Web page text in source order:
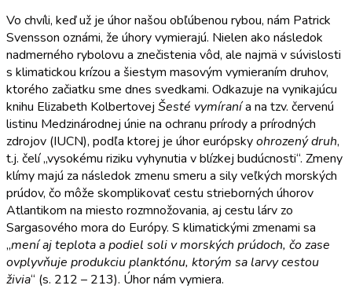
Vo chvíli, keď už je úhor našou obľúbenou rybou, nám Patrick
Svensson oznámi, že úhory vymierajú. Nielen ako následok
nadmerného rybolovu a znečistenia vôd, ale najmä v súvislosti
s klimatickou krízou a šiestym masovým vymieraním druhov,
ktorého začiatku sme dnes svedkami. Odkazuje na vynikajúcu
knihu Elizabeth Kolbertovej Šesté vymíranía na tzv. červenú
listinu Medzinárodnej únie na ochranu prírody a prírodných
zdrojov (IUCN), podľa ktorej je úhor európskyohrozený druh,
t.j. čelí „vysokému riziku vyhynutia v blízkej budúcnosti“. Zmeny
klímy majú za následok zmenu smeru a sily veľkých morských
prúdov, čo môže skomplikovať cestu strieborných úhorov
Atlantikom na miesto rozmnožovania, aj cestu lárv zo
Sargasového mora do Európy. S klimatickými zmenami sa
„mení aj teplota a podiel soli v morských prúdoch, čo zase
ovplyvňuje produkciu planktónu, ktorým sa larvy cestou
živia“ (s. 212 – 213). Úhor nám vymiera.